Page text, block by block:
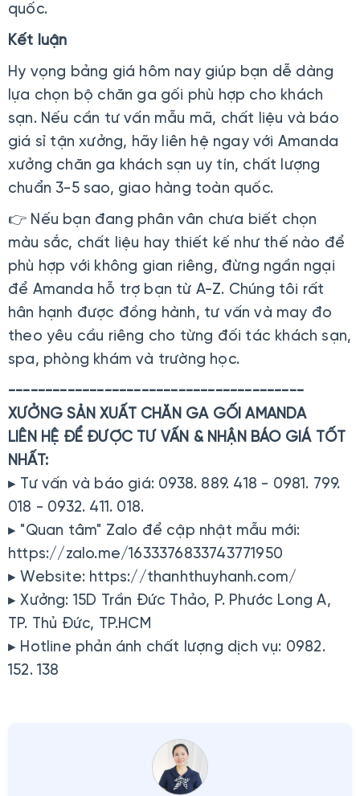
quốc.
Kết luận
Hy vọng bảng giá hôm nay giúp bạn dễ dàng
lựa chọn bộ chăn ga gối phù hợp cho khách
sạn. Nếu cần tư vấn mẫu mã, chất liệu và báo
giá sỉ tận xưởng, hãy liên hệ ngay với Amanda
xưởng chăn ga khách sạn uy tín, chất lượng
chuẩn 3-5 sao, giao hàng toàn quốc.
👉 Nếu bạn đang phân vân chưa biết chọn
màu sắc, chất liệu hay thiết kế như thế nào để
phù hợp với không gian riêng, đừng ngần ngại
để Amanda hỗ trợ bạn từ A-Z. Chúng tôi rất
hân hạnh được đồng hành, tư vấn và may đo
theo yêu cầu riêng cho từng đối tác khách sạn,
spa, phòng khám và trường học.
----------------------------------------
XƯỞNG SẢN XUẤT CHĂN GA GỐI AMANDA
LIÊN HỆ ĐỂ ĐƯỢC TƯ VẤN & NHẬN BÁO GIÁ TỐT
NHẤT:
▸ Tư vấn và báo giá: 0938. 889. 418 - 0981. 799.
018 - 0932. 411. 018.
▸ "Quan tâm" Zalo để cập nhật mẫu mới:
https://zalo.me/1633376833743771950
▸ Website: https://thanhthuyhanh.com/
▸ Xưởng: 15D Trần Đức Thảo, P. Phước Long A,
TP. Thủ Đức, TP.HCM
▸ Hotline phản ánh chất lượng dịch vụ: 0982.
152. 138